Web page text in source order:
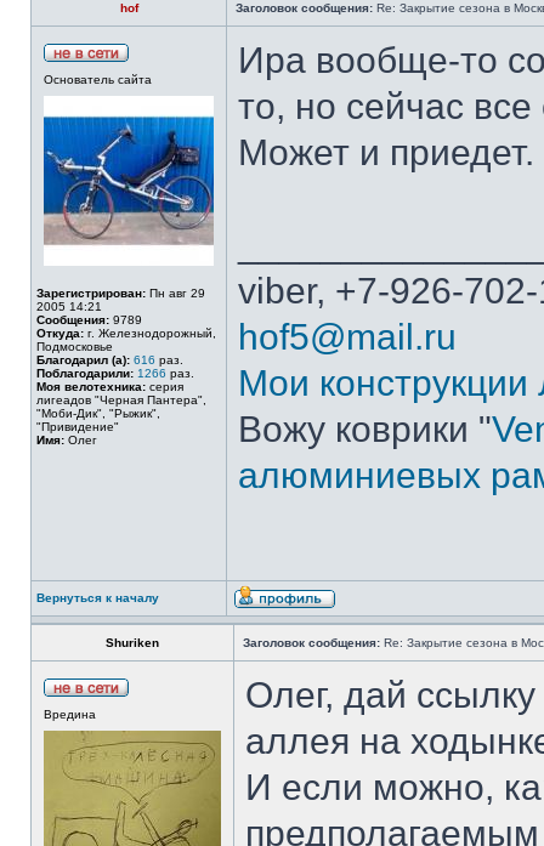
hof Заголовок сообщения: Re: Закрытие сезона в
Основатель сайта
Зарегистрирован: Пн авг 29
2005 14:21
Сообщения: 9789
Откуда: г. Железнодорожный,
Подмосковье
Благодарил (а): 616 раз.
Поблагодарили: 1266 раз.
Моя велотехника: серия
лигеадов "Черная Пантера",
"Моби-Дик", "Рыжик",
"Привидение"
Имя: Олег
Ира вообще-то
то, но сейчас
Может и приедет.
viber, +7-926-
hof5@mail.ru
Мои конструкции
Вожу коврики "
алюминиевых
Вернуться к началу
Shuriken Заголовок сообщения: Re: Закрытие сезона в
Вредина
Олег, дай ссылку
аллея на
И если можно,